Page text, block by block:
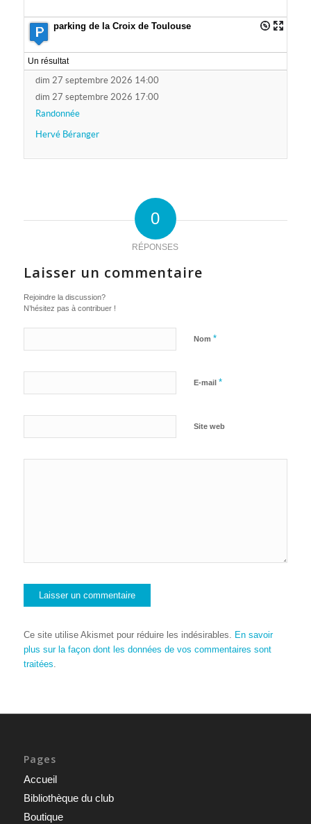
parking de la Croix de Toulouse
Un résultat
dim 27 septembre 2026 14:00
dim 27 septembre 2026 17:00
Randonnée
Hervé Béranger
0
RÉPONSES
Laisser un commentaire
Rejoindre la discussion?
N’hésitez pas à contribuer !
Nom *
E-mail *
Site web
Ce site utilise Akismet pour réduire les indésirables. En savoir
plus sur la façon dont les données de vos commentaires sont
traitées.
Pages
Accueil
Bibliothèque du club
Boutique